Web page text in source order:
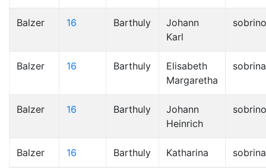
Balzer 16 Barthuly
Johann
Karl
sobrino
Balzer 16 Barthuly
Elisabeth
Margaretha
sobrina
Balzer 16 Barthuly
Johann
Heinrich
sobrino
Balzer 16 Barthuly Katharina sobrina